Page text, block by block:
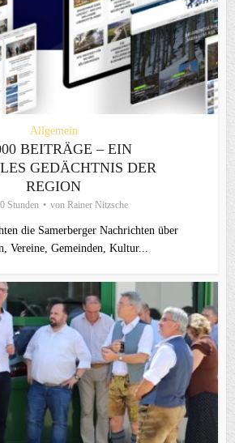
Allgemein
BEITRÄGE – EIN
GEDÄCHTNIS DER
REGION
Stunden von Rainer Nitzsche
die Samerberger Nachrichten über
Vereine, Gemeinden, Kultur...